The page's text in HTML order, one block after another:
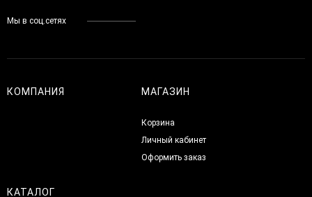
Мы в соц.сетях
КОМПАНИЯ МАГАЗИН
Корзина
Личный кабинет
Оформить заказ
КАТАЛОГ